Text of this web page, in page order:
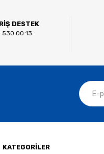
DESTEK
530 00 13
KATEGORİLER